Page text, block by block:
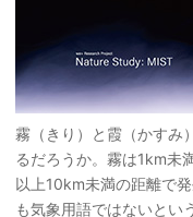
霧（きり）と霞（かすみ
るだろうか。霧は1km未
以上10km未満の距離で
も気象用語ではないとい